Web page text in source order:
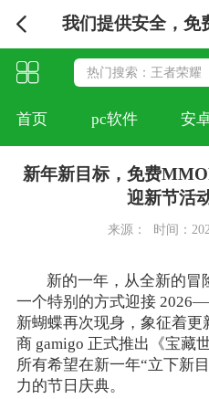
我们提供安全，免
首页 pc软件 安
新年新目标，免费
迎新节活
来源： 时间：
新的一年，从全新的冒
一个特别的方式迎接
新蝴蝶再次现身，象征着更
商 gamigo 正式推出《宝藏
所有希望在新一年“立下新
力的节日庆典。